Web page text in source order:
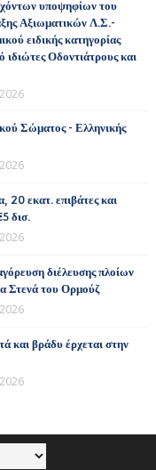
υποψηφίων του
Αξιωματικών Λ.Σ.-
ειδικής κατηγορίας
Οδοντιάτρους και
Σώματος - Ελληνικής
20 εκατ. επιβάτες και
δισ.
διέλευσης πλοίων
Στενά του Ορμούζ
βράδυ έρχεται στην